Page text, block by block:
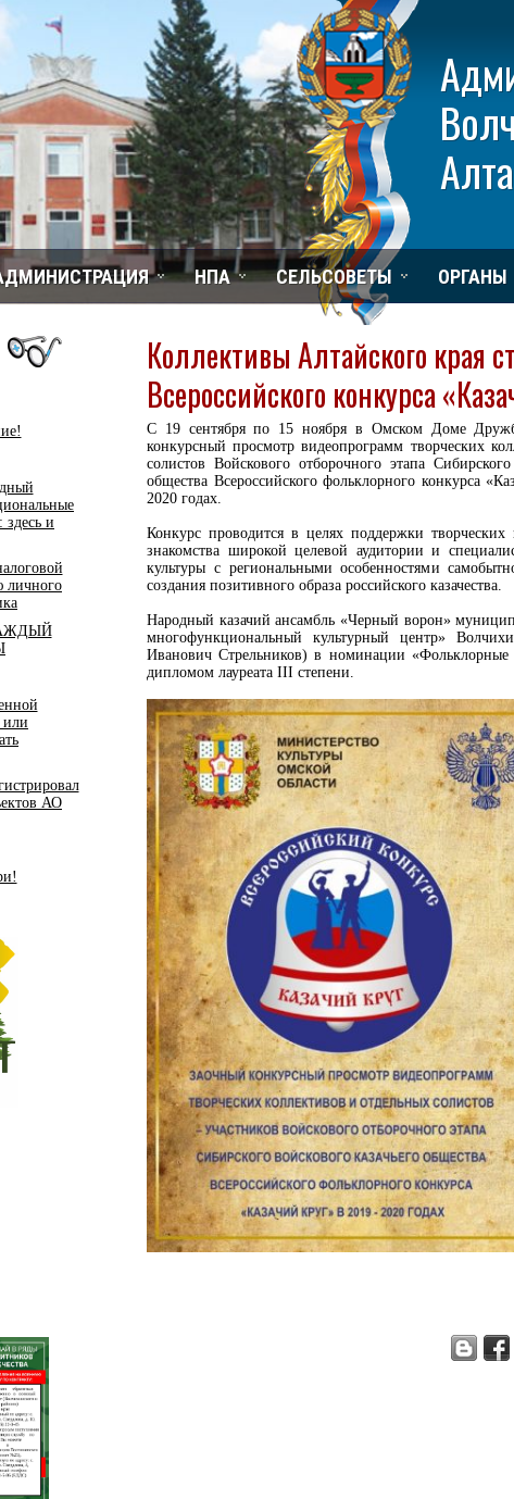
НПА СЕЛЬСОВЕТЫ ОРГАНЫ
здесь и
личного
или
АО
Коллективы Алтайского края
Всероссийского конкурса
С 19 сентября по 15 ноября в Омском Доме
конкурсный просмотр видеопрограмм творческих
солистов Войскового отборочного этапа Сибирского
общества Всероссийского фольклорного конкурса
2020 годах.
Конкурс проводится в целях поддержки творческих
знакомства широкой целевой аудитории и
культуры с региональными особенностями
создания позитивного образа российского казачества.
Народный казачий ансамбль «Черный ворон»
многофункциональный культурный центр»
Иванович Стрельников) в номинации «Фольклорные
дипломом лауреата III степени.